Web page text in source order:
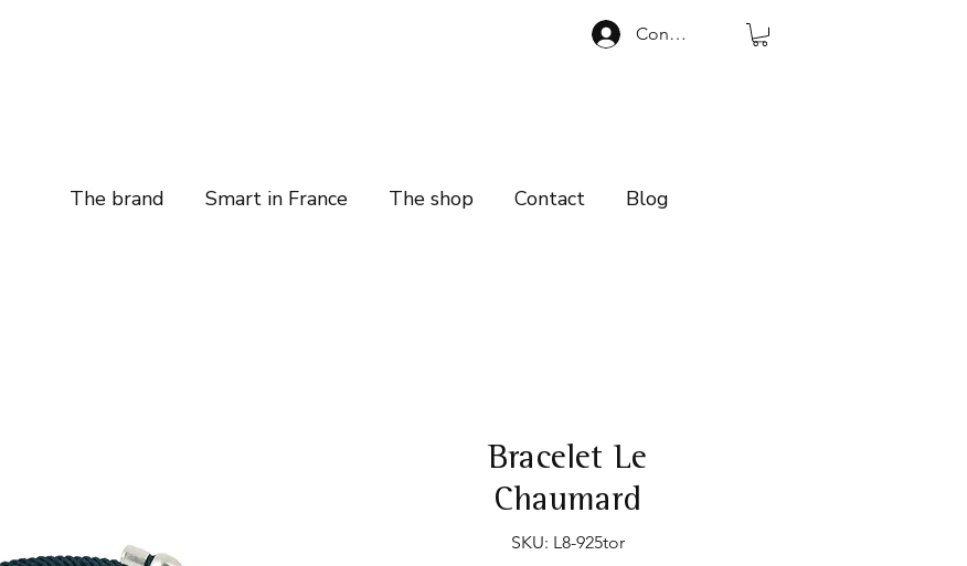
Connexion
The brand Smart in France The shop Contact Blog
Bracelet Le
Chaumard
SKU: L8-925tor